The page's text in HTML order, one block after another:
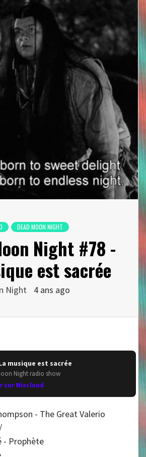
DEAD MOON NIGHT
Night #78 -
est sacrée
Night 4 ans ago
musique est sacrée
Night radio show
sur Mixcloud
- The Great Valerio
- Prophète